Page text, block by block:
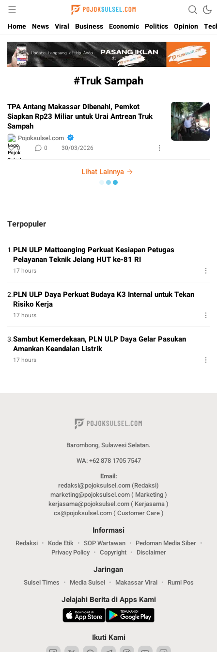
Pojoksulsel.com
Update Kabar Hits Sulsel, Langsung di Pojoksulsel.com
Home News Viral Business Economic Politics Opinion
#Truk Sampah
TPA Antang Makassar Dibenahi, Pemkot
Siapkan Rp23 Miliar untuk Urai Antrean Truk
Sampah
Pojoksulsel.com
0 0 30/03/2026
Lihat Lainnya
Terpopuler
1.PLN ULP Mattoanging Perkuat Kesiapan Petugas
Pelayanan Teknik Jelang HUT ke-81 RI
17 hours
2.PLN ULP Daya Perkuat Budaya K3 Internal untuk Tekan
Risiko Kerja
17 hours
3.Sambut Kemerdekaan, PLN ULP Daya Gelar Pasukan
Amankan Keandalan Listrik
17 hours
Barombong, Sulawesi Selatan.
WA: +62 878 1705 7547
Email:
redaksi@pojoksulsel.com (Redaksi)
marketing@pojoksulsel.com ( Marketing )
kerjasama@pojoksulsel.com ( Kerjasama )
cs@pojoksulsel.com ( Customer Care )
Informasi
Redaksi Kode Etik SOP Wartawan
Pedoman Media Siber
Privacy Policy
Copyright Disclaimer
Jaringan
Sulsel Times Media Sulsel Makassar Viral Rumi Pos
Jelajahi Berita di Apps Kami
Ikuti Kami